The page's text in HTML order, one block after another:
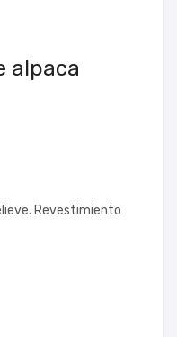
alpaca
Revestimiento